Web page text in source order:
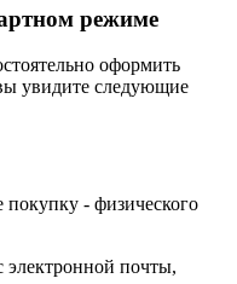
режиме
оформить
увидите следующие
покупку - физического
почты,